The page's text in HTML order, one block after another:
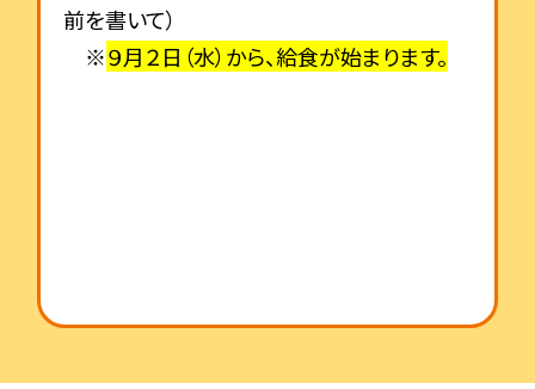
前を書いて）
※９月２日（水）から、給食が始まります。